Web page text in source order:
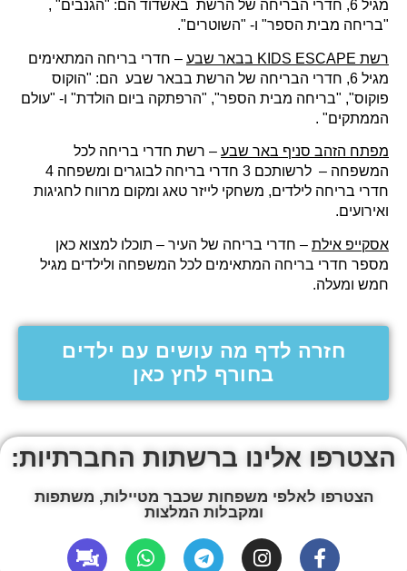
מגיל 6, חדרי הבריחה של הרשת באשדוד הם: "הגנבים" ,
"בריחה מבית הספר" ו- "השוטרים".
רשת KIDS ESCAPE בבאר שבע
– חדרי בריחה המתאימים
מגיל 6, חדרי הבריחה של הרשת בבאר שבע הם: "הוקוס
פוקוס", "בריחה מבית הספר", "הרפתקה ביום הולדת" ו- "עולם
הממתקים" .
מפתח הזהב סניף באר שבע – רשת חדרי בריחה לכל
המשפחה – לרשותכם 3 חדרי בריחה לבוגרים ומשפחה 4
חדרי בריחה לילדים, משחקי לייזר טאג ומקום מרווח לחגיגות
ואירועים.
אסקייפ אילת – חדרי בריחה של העיר – תוכלו למצוא כאן
מספר חדרי בריחה המתאימים לכל המשפחה ולילדים מגיל
חמש ומעלה.
חזרה לדף מה עושים עם ילדים
בחורף לחץ כאן
הצטרפו אלינו ברשתות החברתיות:
הצטרפו לאלפי משפחות שכבר מטיילות, משתפות
ומקבלות המלצות